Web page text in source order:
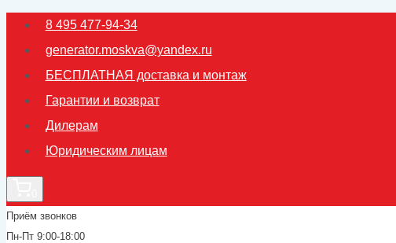
Перейти
содержимому
8 495 477-94-34
generator.moskva@yandex.ru
БЕСПЛАТНАЯ доставка и монтаж
Гарантии и возврат
Дилерам
Юридическим лицам
Приём звонков
Пн-Пт 9:00-18:00